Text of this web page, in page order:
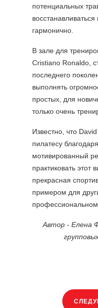
потенциальных
гармонично.
В зале для
Cristiano Ronaldo,
последнего
выполнять
простых, для
только очень
Известно, что
пилатесу
мотивированный
практиковать этот
прекрасная
примером для
Автор - Елена